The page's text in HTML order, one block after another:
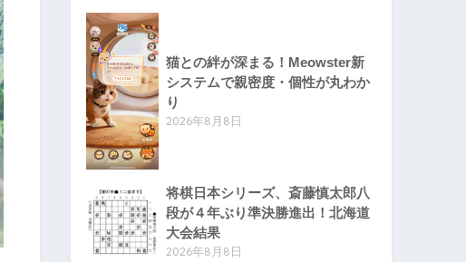
猫との絆が深まる！Meowster新
システムで親密度・個性が丸わか
り
2026年8月8日
将棋日本シリーズ、斎藤慎太郎八
段が４年ぶり準決勝進出！北海道
大会結果
2026年8月8日